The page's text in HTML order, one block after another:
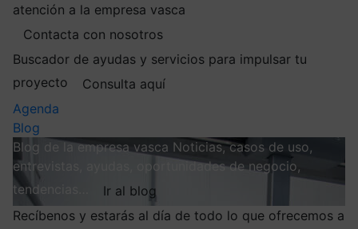
atención a la empresa vasca
Contacta con nosotros
Buscador de ayudas y servicios para impulsar tu
proyecto
Consulta aquí
Agenda
Blog
Blog de la empresa vasca Noticias, casos de uso,
entrevistas, ayudas, oportunidades de negocio,
tendencias…
Ir al blog
Recíbenos y estarás al día de todo lo que ofrecemos a